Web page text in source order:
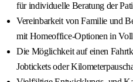
für individuelle Beratung der
Vereinbarkeit von Familie und
mit Homeoffice-Optionen in
Die Möglichkeit auf einen
Jobtickets oder